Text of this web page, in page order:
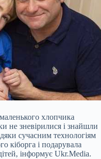
хлопчика
не зневірилися і знайшли
сучасним технологіям
кіборга і подарувала
інформує Ukr.Media.